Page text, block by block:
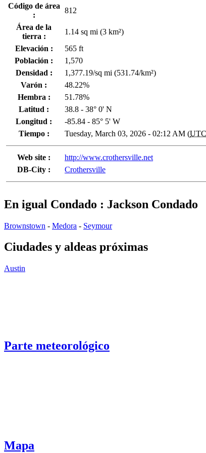
Código de área
:
812
Área de la
tierra :
1.14 sq mi (3 km²)
Elevación :
565 ft
Población :
1,570
Densidad :
1,377.19/sq mi (531.74/km²)
Varón :
48.22%
Hembra :
51.78%
Latitud :
38.8 - 38° 0' N
Longitud :
-85.84 - 85° 5' W
Tiempo :
Tuesday, March 03, 2026 - 02:12 AM (UTC
Web site :
http://www.crothersville.net
DB-City :
Crothersville
En igual Condado : Jackson Condado
Brownstown - Medora - Seymour
Ciudades y aldeas próximas
Austin
Parte meteorológico
Mapa